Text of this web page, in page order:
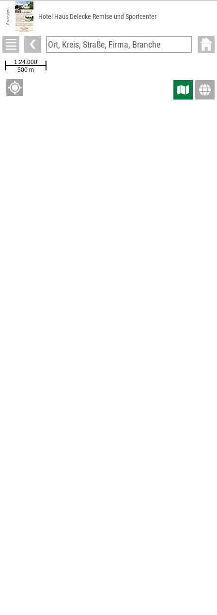
Anzeigen Hotel Haus Delecke Remise und Sportcenter